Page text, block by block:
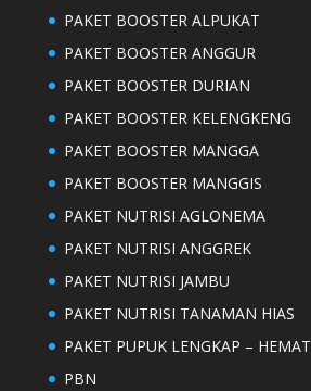
PAKET BOOSTER ALPUKAT
PAKET BOOSTER ANGGUR
PAKET BOOSTER DURIAN
PAKET BOOSTER KELENGKENG
PAKET BOOSTER MANGGA
PAKET BOOSTER MANGGIS
PAKET NUTRISI AGLONEMA
PAKET NUTRISI ANGGREK
PAKET NUTRISI JAMBU
PAKET NUTRISI TANAMAN HIAS
PAKET PUPUK LENGKAP – HEMAT
PBN